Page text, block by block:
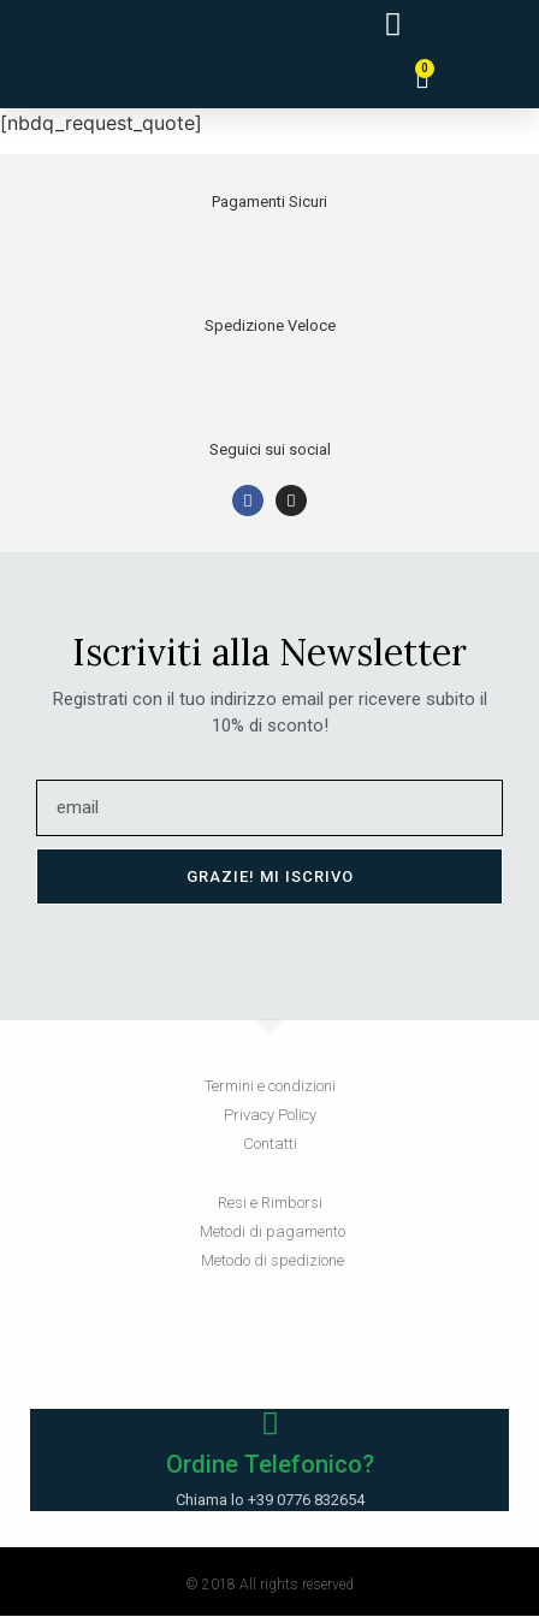
0
[nbdq_request_quote]
Pagamenti Sicuri
Spedizione Veloce
Seguici sui social
Iscriviti alla Newsletter
Registrati con il tuo indirizzo email per ricevere subito il
10% di sconto!
GRAZIE! MI ISCRIVO
Termini e condizioni
Privacy Policy
Contatti
Resi e Rimborsi
Metodi di pagamento
Metodo di spedizione
Ordine Telefonico?
Chiama lo +39 0776 832654
© 2018 All rights reserved